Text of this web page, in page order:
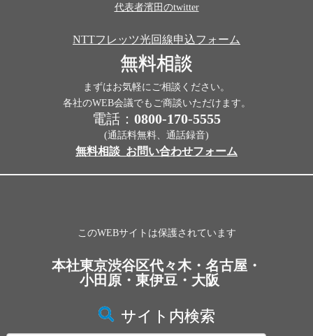
代表者濱田のtwitter
NTTフレッツ光回線申込フォーム
無料相談
まずはお気軽にご相談ください。
各社のWEB会議でもご商談いただけます。
電話： 0800-170-5555
(通話料無料、通話録音)
無料相談_お問い合わせフォーム
このWEBサイトは保護されています
本社東京渋谷区代々木・名古屋・
小田原・東伊豆・大阪
サイト内検索